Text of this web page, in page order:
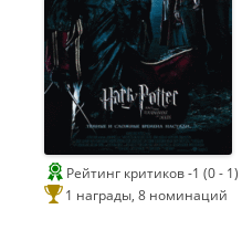
Рейтинг критиков -1 (0 - 1)
1 награды, 8 номинаций